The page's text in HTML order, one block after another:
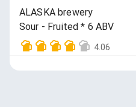
ALASKA brewery
Sour - Fruited * 6 ABV
4.06